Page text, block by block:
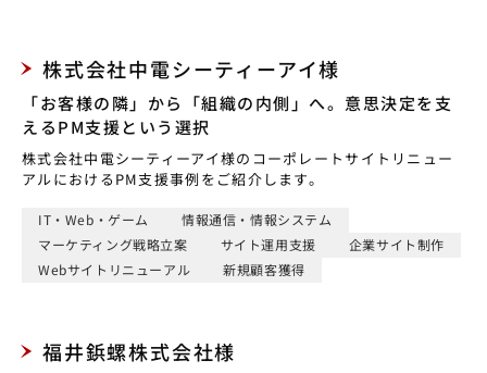
株式会社中電シーティーアイ様
「お客様の隣」から「組織の内側」へ。意思決定を支
えるPM支援という選択
株式会社中電シーティーアイ様のコーポレートサイトリニュー
アルにおけるPM支援事例をご紹介します。
IT・Web・ゲーム
情報通信・情報システム
マーケティング戦略立案
サイト運用支援
企業サイト制作
Webサイトリニューアル
新規顧客獲得
福井鋲螺株式会社様